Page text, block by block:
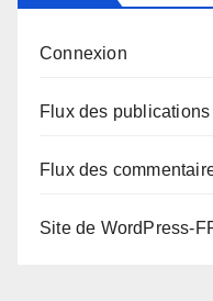
Connexion
Flux des publications
Flux des
Site de WordPress-